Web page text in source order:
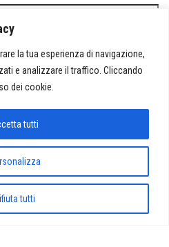
la tua esperienza di navigazione,
e analizzare il traffico. Cliccando
dei cookie.
tutti
tutti
web in questo browser per la